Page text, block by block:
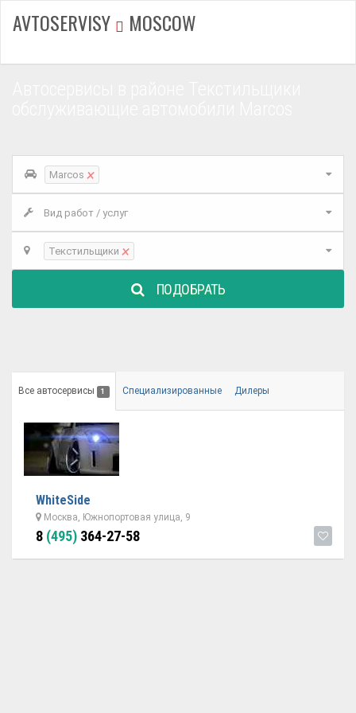
AVTOSERVISY MOSCOW
Marcos ×
Вид работ / услуг
Текстильщики ×
ПОДОБРАТЬ
Все автосервисы 1 Специализированные Дилеры
WhiteSide
Москва, Южнопортовая улица, 9
8 (495) 364-27-58